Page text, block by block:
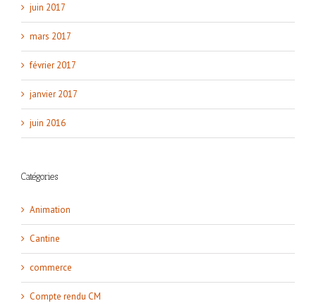
juin 2017
mars 2017
février 2017
janvier 2017
juin 2016
Catégories
Animation
Cantine
commerce
Compte rendu CM